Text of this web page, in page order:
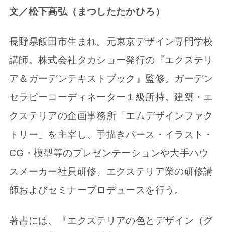
文／松下高弘（まつしたたかひろ）
長野県飯田市生まれ。元東京デザイン専門学校
講師。株式会社タカショー発行の『エクステリ
ア＆ガーデンテキストブック』監修。ガーデン
セラピーコーディネーター１級所持。建築・エ
クステリアの企画事務所「エムデザインファク
トリー」を主宰し、手描きパース・イラスト・
CG・模型等のプレゼンテーションや大手ハウ
スメーカー社員研修、エクステリア業の研修講
師およびセミナープロデュースを行う。
著書には、『エクステリアの色とデザイン（グ